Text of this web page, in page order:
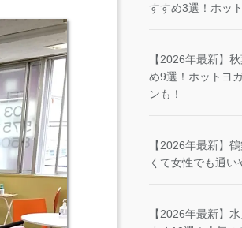
すすめ3選！ホッ
【2026年最新】
め9選！ホットヨ
ンも！
【2026年最新】
くて女性でも通い
【2026年最新】